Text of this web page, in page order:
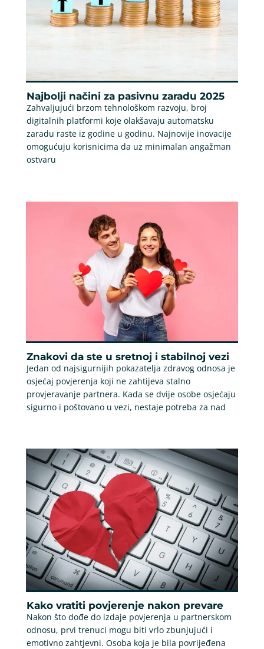
Najbolji načini za pasivnu zaradu 2025
Zahvaljujući brzom tehnološkom razvoju, broj
digitalnih platformi koje olakšavaju automatsku
zaradu raste iz godine u godinu. Najnovije inovacije
omogućuju korisnicima da uz minimalan angažman
ostvaru
Znakovi da ste u sretnoj i stabilnoj vezi
Jedan od najsigurnijih pokazatelja zdravog odnosa je
osjećaj povjerenja koji ne zahtijeva stalno
provjeravanje partnera. Kada se dvije osobe osjećaju
sigurno i poštovano u vezi, nestaje potreba za nad
Kako vratiti povjerenje nakon prevare
Nakon što dođe do izdaje povjerenja u partnerskom
odnosu, prvi trenuci mogu biti vrlo zbunjujući i
emotivno zahtjevni. Osoba koja je bila povrijeđena